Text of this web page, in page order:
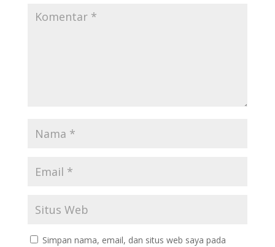
Simpan nama, email, dan situs web saya pada